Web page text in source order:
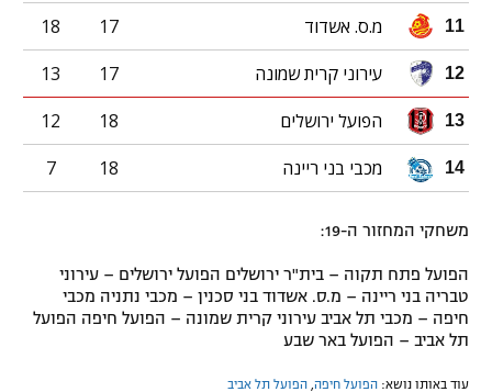
11 מ.ס. אשדוד 17
18
12 עירוני קרית שמונה 17
13
13 הפועל ירושלים 18
12
14 מכבי בני ריינה 18
7
משחקי המחזור ה-19:
הפועל פתח תקוה – בית"ר ירושלים הפועל ירושלים – עירוני
טבריה בני ריינה – מ.ס. אשדוד בני סכנין – מכבי נתניה מכבי
חיפה – מכבי תל אביב עירוני קרית שמונה – הפועל חיפה הפועל
תל אביב – הפועל באר שבע
עוד באותו נושא: הפועל חיפה הפועל תל אביב